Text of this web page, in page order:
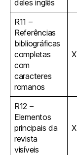
deles inglês
R11 –
Referências
bibliográficas
completas
com
caracteres
romanos
X
R12 –
Elementos
principais da
revista
visíveis
X